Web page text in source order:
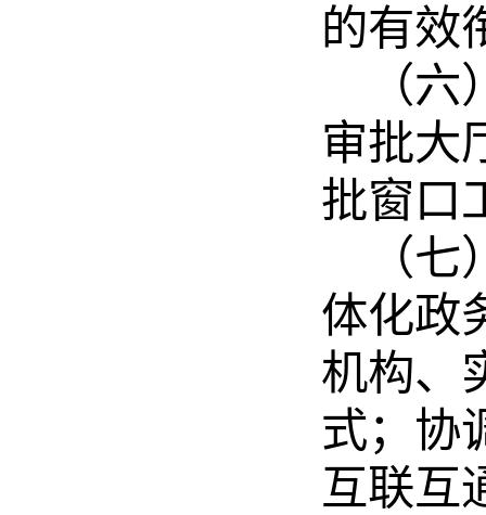
的有效
（
审批大
批窗口
（
体化政
机构、
式；协
互联互